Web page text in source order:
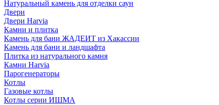
Натуральный камень для отделки саун
Двери
Двери Harvia
Камни и плитка
Камень для бани ЖАДЕИТ из Хакассии
Камень для бани и ландшафта
Плитка из натурального камня
Камни Harvia
Парогенераторы
Котлы
Газовые котлы
Котлы серии ИШМА